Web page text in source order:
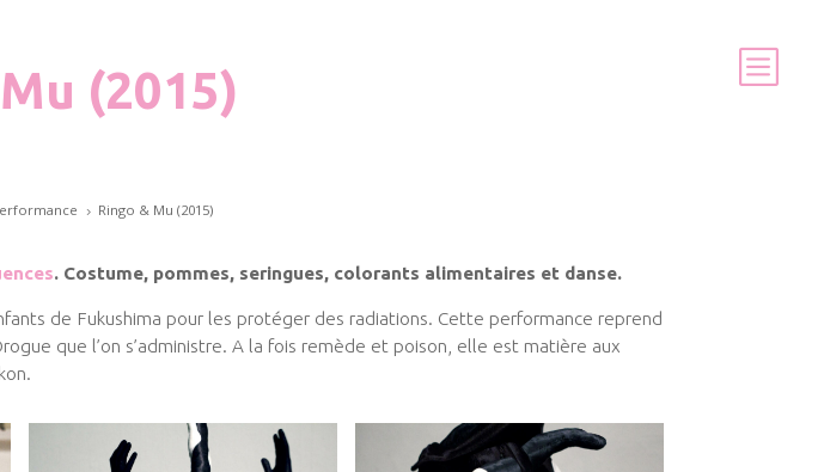
(2015)
5 Ringo & Mu (2015)
. Costume, pommes, seringues, colorants alimentaires et danse.
de Fukushima pour les protéger des radiations. Cette performance reprend
que l’on s’administre. A la fois remède et poison, elle est matière aux